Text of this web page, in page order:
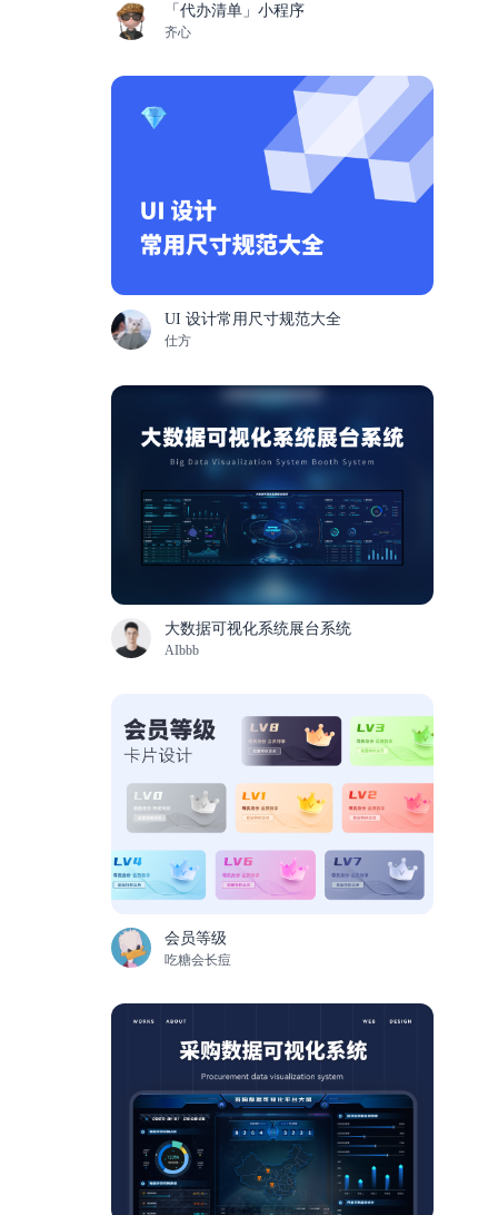
「代办清单」小程序
齐心
UI 设计常用尺寸规范大全
仕方
大数据可视化系统展台系统
AIbbb
会员等级
吃糖会长痘